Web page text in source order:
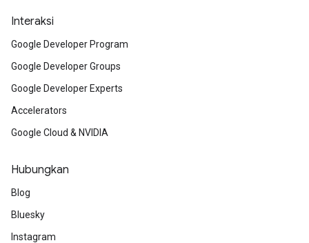
Interaksi
Google Developer Program
Google Developer Groups
Google Developer Experts
Accelerators
Google Cloud & NVIDIA
Hubungkan
Blog
Bluesky
Instagram